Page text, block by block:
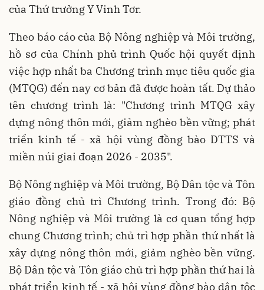
của Thứ trưởng Y Vinh Tơr.
Theo báo cáo của Bộ Nông nghiệp và Môi trường,
hồ sơ của Chính phủ trình Quốc hội quyết định
việc hợp nhất ba Chương trình mục tiêu quốc gia
(MTQG) đến nay cơ bản đã được hoàn tất. Dự thảo
tên chương trình là: "Chương trình MTQG xây
dựng nông thôn mới, giảm nghèo bền vững; phát
triển kinh tế - xã hội vùng đồng bào DTTS và
miền núi giai đoạn 2026 - 2035".
Bộ Nông nghiệp và Môi trường, Bộ Dân tộc và Tôn
giáo đồng chủ trì Chương trình. Trong đó: Bộ
Nông nghiệp và Môi trường là cơ quan tổng hợp
chung Chương trình; chủ trì hợp phần thứ nhất là
xây dựng nông thôn mới, giảm nghèo bền vững.
Bộ Dân tộc và Tôn giáo chủ trì hợp phần thứ hai là
phát triển kinh tế - xã hội vùng đồng bào dân tộc